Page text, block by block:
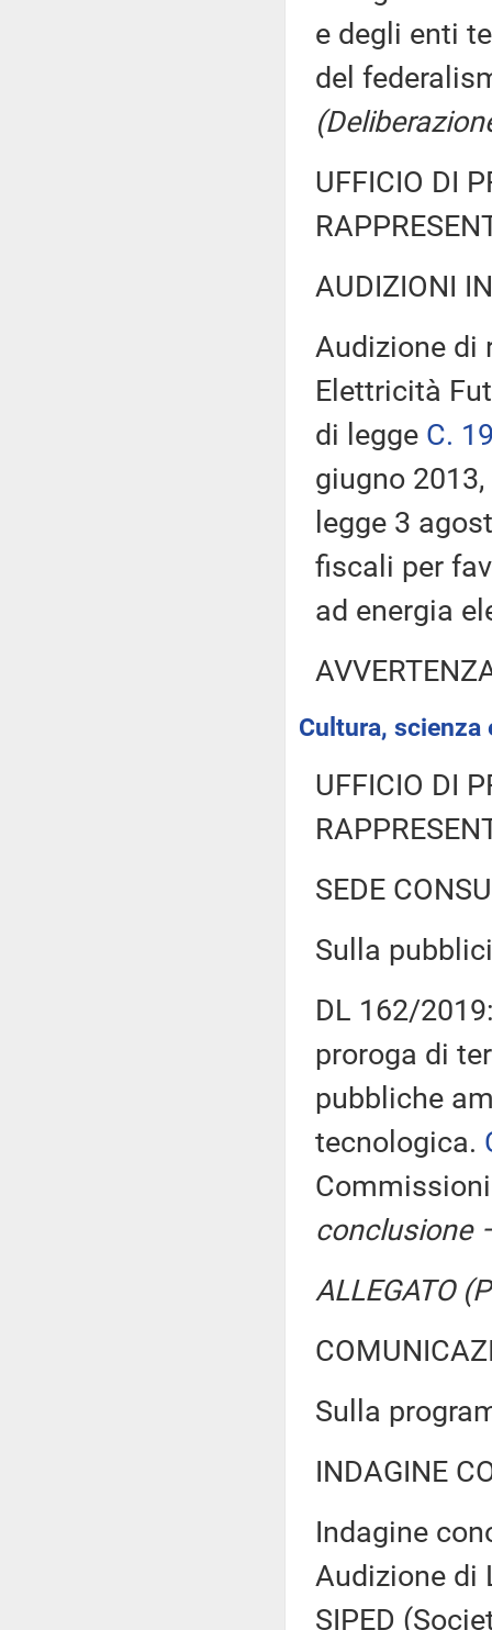
e degli enti
del
UFFICIO DI
AUDIZIONI
Audizione di
Elettricità
di legge C.
giugno
legge 3
fiscali per
ad energia
Cultura,
UFFICIO DI
SEDE
Sulla
DL 162/
proroga di
pubbliche
tecnologica.
conclusione
ALLEGATO
Sulla
INDAGINE
Indagine
Audizione di
SIPED